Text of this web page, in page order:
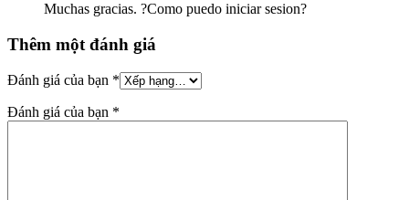
Muchas gracias. ?Como puedo iniciar sesion?
Thêm một đánh giá
Đánh giá của bạn *
Đánh giá của bạn *